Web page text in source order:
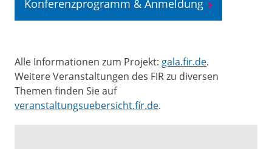
Konferenzprogramm & Anmeldung
Alle Informationen zum Projekt: gala.fir.de.
Weitere Veranstaltungen des FIR zu diversen
Themen finden Sie auf
veranstaltungsuebersicht.fir.de.